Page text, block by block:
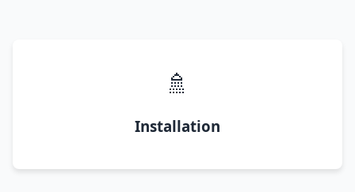
🚿
Installation